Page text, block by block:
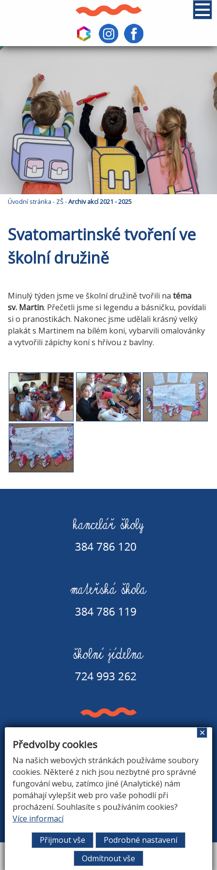
Úvodní stránka - ZŠ-Archiv akcí 2021 - 2025
Svatomartinské tvoření ve
školní družině
Minulý týden jsme ve školní družině tvořili na téma
sv. Martin. Přečetli jsme si legendu a básničku, povídali
si o pranostikách. Nakonec jsme udělali krásný velký
plakát s Martinem na bílém koni, vybarvili omalovánky
a vytvořili zápichy koní s hřívou z bavlny.
Základní škola a Mateřská škola v Rapšachu
378 07 Rapšach 290
GPS souřadnice: 48.8779183N, 14.9374494E
ÚVOD|O ŠKOLE|ZÁKLADNÍ ŠKOLA|MATEŘSKÁ
ŠKOLA
VytvořilARGON systems
Tvorba webových stránekRAZ DVA WEB
Předvolby cookies
Na našich webových stránkách používáme soubory
cookies. Některé z nich jsou nezbytné pro správné
fungování webu, zatímco jiné (Analytické) nám
pomáhají vylepšit web pro vaše pohodlí při
procházení. Souhlasíte s používáním cookies?
Více informací
Přijmout vše
Podrobné nastavení
Odmítnout vše
✕